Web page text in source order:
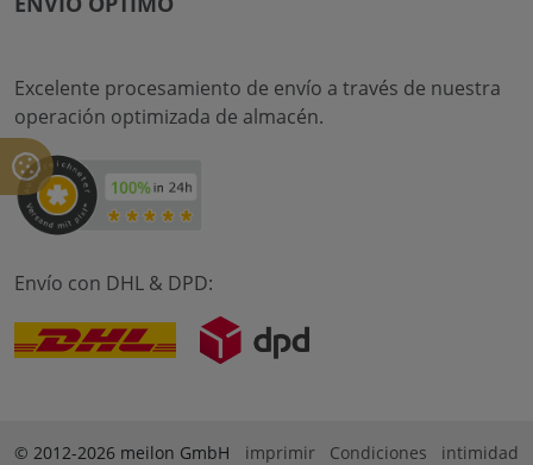
Excelente procesamiento de envío a través de nuestra
operación optimizada de almacén.
Envío con DHL & DPD:
© 2012-2026 meilon GmbH imprimir Condiciones intimidad